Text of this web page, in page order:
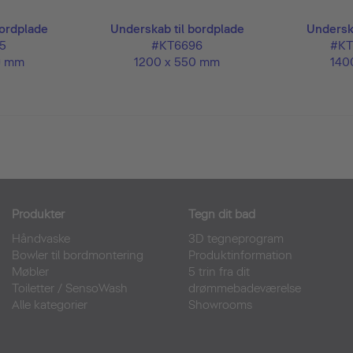
mm
Underskab til bordplade
#KT6696
1200 x 550 mm
Produkter
Håndvaske
Bowler til bordmontering
Møbler
Toiletter / SensoWash
Alle kategorier
Tegn dit bad
3D tegneprogram
Produktinformation
5 trin fra dit
drømmebadeværelse
Showrooms